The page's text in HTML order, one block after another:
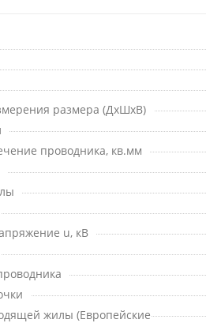
размера (ДхШхВ)
проводника, кв.мм
u, кВ
жилы (Европейские